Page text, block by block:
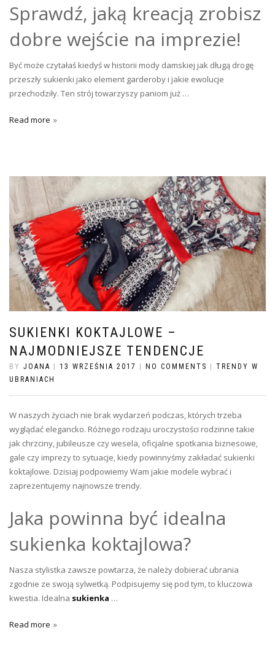
Sprawdź, jaką kreacją zrobisz
dobre wejście na imprezie!
Być może czytałaś kiedyś w historii mody damskiej jak długą drogę
przeszły sukienki jako element garderoby i jakie ewolucje
przechodziły. Ten strój towarzyszy paniom już …
Read more
SUKIENKI KOKTAJLOWE –
NAJMODNIEJSZE TENDENCJE
BY JOANA 13 WRZEŚNIA 2017 NO COMMENTS
TRENDY W
UBRANIACH
W naszych życiach nie brak wydarzeń podczas, których trzeba
wyglądać elegancko. Różnego rodzaju uroczystości rodzinne takie
jak chrzciny, jubileusze czy wesela, oficjalne spotkania biznesowe,
gale czy imprezy to sytuacje, kiedy powinnyśmy zakładać sukienki
koktajlowe. Dzisiaj podpowiemy Wam jakie modele wybrać i
zaprezentujemy najnowsze trendy.
Jaka powinna być idealna
sukienka koktajlowa?
Nasza stylistka zawsze powtarza, że należy dobierać ubrania
zgodnie ze swoją sylwetką. Podpisujemy się pod tym, to kluczowa
kwestia. Idealna sukienka …
Read more